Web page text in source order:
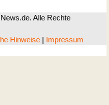
Alle Rechte
Hinweise | Impressum